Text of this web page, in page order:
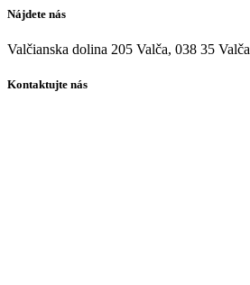
Nájdete nás
Valčianska dolina 205 Valča, 038 35 Valča
Kontaktujte nás